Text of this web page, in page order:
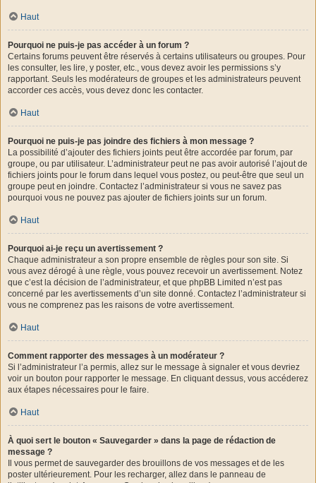
Haut
Pourquoi ne puis-je pas accéder à un forum ?
Certains forums peuvent être réservés à certains utilisateurs ou groupes. Pour
les consulter, les lire, y poster, etc., vous devez avoir les permissions s’y
rapportant. Seuls les modérateurs de groupes et les administrateurs peuvent
accorder ces accès, vous devez donc les contacter.
Haut
Pourquoi ne puis-je pas joindre des fichiers à mon message ?
La possibilité d’ajouter des fichiers joints peut être accordée par forum, par
groupe, ou par utilisateur. L’administrateur peut ne pas avoir autorisé l’ajout de
fichiers joints pour le forum dans lequel vous postez, ou peut-être que seul un
groupe peut en joindre. Contactez l’administrateur si vous ne savez pas
pourquoi vous ne pouvez pas ajouter de fichiers joints sur un forum.
Haut
Pourquoi ai-je reçu un avertissement ?
Chaque administrateur a son propre ensemble de règles pour son site. Si
vous avez dérogé à une règle, vous pouvez recevoir un avertissement. Notez
que c’est la décision de l’administrateur, et que phpBB Limited n’est pas
concerné par les avertissements d’un site donné. Contactez l’administrateur si
vous ne comprenez pas les raisons de votre avertissement.
Haut
Comment rapporter des messages à un modérateur ?
Si l’administrateur l’a permis, allez sur le message à signaler et vous devriez
voir un bouton pour rapporter le message. En cliquant dessus, vous accéderez
aux étapes nécessaires pour le faire.
Haut
À quoi sert le bouton « Sauvegarder » dans la page de rédaction de
message ?
Il vous permet de sauvegarder des brouillons de vos messages et de les
poster ultérieurement. Pour les recharger, allez dans le panneau de